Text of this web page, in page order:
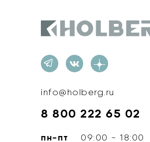
info@holberg.ru
8 800 222 65 02
пн-пт 09:00 - 18:00